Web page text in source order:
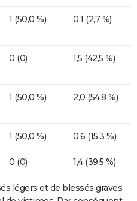
1 (50,0 %) 0,1 (2,7 %)
0 (0) 1,5 (42,5 %)
1 (50,0 %) 2,0 (54,8 %)
1 (50,0 %) 0,6 (15,3 %)
0 (0) 1,4 (39,5 %)
légers et de blessés graves